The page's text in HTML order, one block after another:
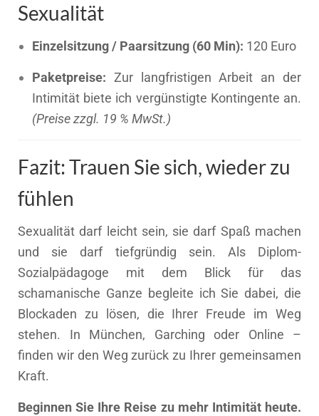
Sexualität
Einzelsitzung / Paarsitzung (60 Min): 120 Euro
Paketpreise: Zur langfristigen Arbeit an der
Intimität biete ich vergünstigte Kontingente an.
(Preise zzgl. 19 % MwSt.)
Fazit: Trauen Sie sich, wieder zu
fühlen
Sexualität darf leicht sein, sie darf Spaß machen
und sie darf tiefgründig sein. Als Diplom-
Sozialpädagoge mit dem Blick für das
schamanische Ganze begleite ich Sie dabei, die
Blockaden zu lösen, die Ihrer Freude im Weg
stehen. In München, Garching oder Online –
finden wir den Weg zurück zu Ihrer gemeinsamen
Kraft.
Beginnen Sie Ihre Reise zu mehr Intimität heute.